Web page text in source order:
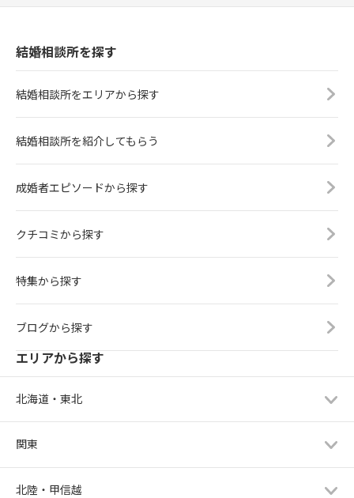
結婚相談所を探す
結婚相談所をエリアから探す
結婚相談所を紹介してもらう
成婚者エピソードから探す
クチコミから探す
特集から探す
ブログから探す
エリアから探す
北海道・東北
関東
北陸・甲信越